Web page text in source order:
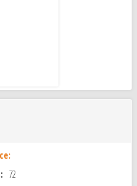
72